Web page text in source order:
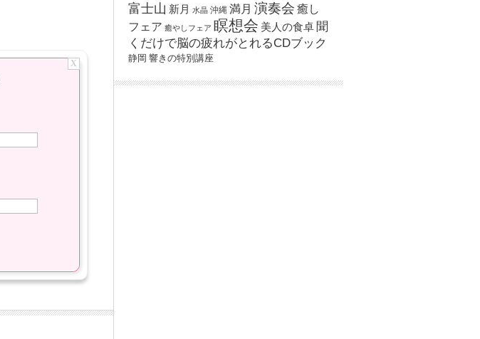
X
富士山 新月 水晶 沖縄 満月 演奏会 癒し
フェア 癒やしフェア 瞑想会 美人の食卓 聞
くだけで脳の疲れがとれるCDブック
静岡 響きの特別講座